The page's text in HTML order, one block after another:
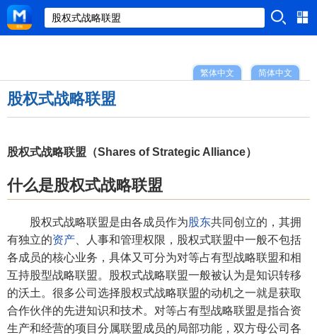
简体中文
繁体中文
股权式战略联盟
股权式战略联盟（Shares of Strategic Alliance）
什么是股权式战略联盟
股权式战略联盟是由各成员作为股东共同创立的，其拥
有独立的资产 、人事和管理权限，股权式联盟中一般不包括
各成员的核心业务，具体又可分为对等占有型战略联盟和相
互持股型战略联盟。股权式战略联盟一般被认为是知识转移
的沃土。很多公司选择股权式战略联盟的动机之一就是获取
合作伙伴的先进知识和技术。对等占有型战略联盟是指合资
生产和经营的项目分属联盟成员的局部功能，双方母公司各